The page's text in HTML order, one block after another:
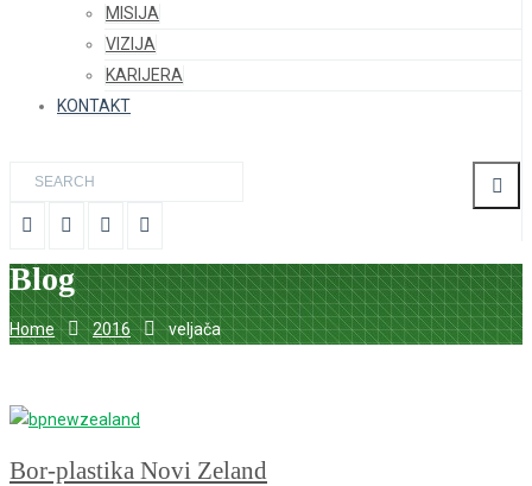
MISIJA
VIZIJA
KARIJERA
KONTAKT
Blog
Home 2016 veljača
Bor-plastika Novi Zeland